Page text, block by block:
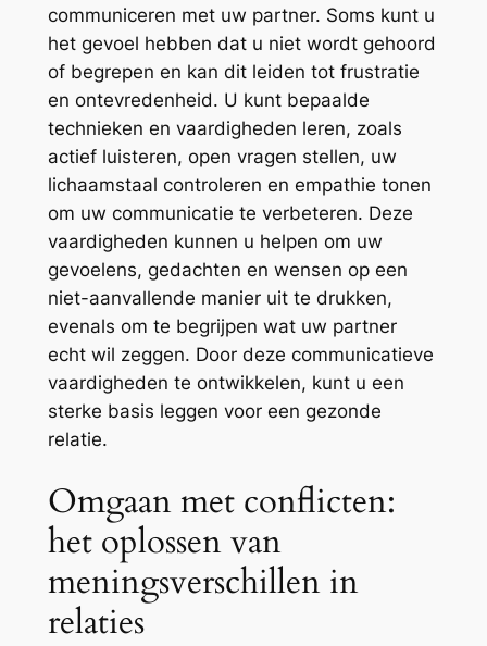
communiceren met uw partner. Soms kunt u
het gevoel hebben dat u niet wordt gehoord
of begrepen en kan dit leiden tot frustratie
en ontevredenheid. U kunt bepaalde
technieken en vaardigheden leren, zoals
actief luisteren, open vragen stellen, uw
lichaamstaal controleren en empathie tonen
om uw communicatie te verbeteren. Deze
vaardigheden kunnen u helpen om uw
gevoelens, gedachten en wensen op een
niet-aanvallende manier uit te drukken,
evenals om te begrijpen wat uw partner
echt wil zeggen. Door deze communicatieve
vaardigheden te ontwikkelen, kunt u een
sterke basis leggen voor een gezonde
relatie.
Omgaan met conflicten:
het oplossen van
meningsverschillen in
relaties